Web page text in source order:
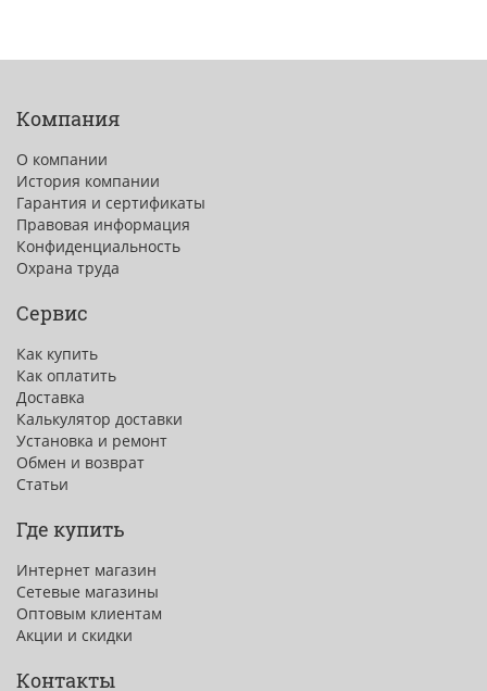
Компания
О компании
История компании
Гарантия и сертификаты
Правовая информация
Конфиденциальность
Охрана труда
Сервис
Как купить
Как оплатить
Доставка
Калькулятор доставки
Установка и ремонт
Обмен и возврат
Статьи
Где купить
Интернет магазин
Сетевые магазины
Оптовым клиентам
Акции и скидки
Контакты